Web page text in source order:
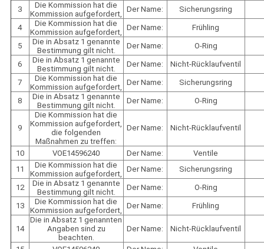
3
Die Kommission hat die
Kommission aufgefordert,
Der Name: Sicherungsring
4
Die Kommission hat die
Kommission aufgefordert,
Der Name: Frühling
5
Die in Absatz 1 genannte
Bestimmung gilt nicht.
Der Name: O-Ring
6
Die in Absatz 1 genannte
Bestimmung gilt nicht.
Der Name: Nicht-Rücklaufventil
7
Die Kommission hat die
Kommission aufgefordert,
Der Name: Sicherungsring
8
Die in Absatz 1 genannte
Bestimmung gilt nicht.
Der Name: O-Ring
9
Die Kommission hat die
Kommission aufgefordert,
die folgenden
Maßnahmen zu treffen:
Der Name: Nicht-Rücklaufventil
10 VOE14596240 Der Name:
Ventile
11
Die Kommission hat die
Kommission aufgefordert,
Der Name: Sicherungsring
12
Die in Absatz 1 genannte
Bestimmung gilt nicht.
Der Name: O-Ring
13
Die Kommission hat die
Kommission aufgefordert,
Der Name: Frühling
14
Die in Absatz 1 genannten
Angaben sind zu
beachten.
Der Name: Nicht-Rücklaufventil